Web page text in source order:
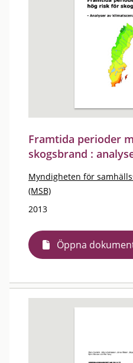
Framtida perioder
skogsbrand :
Myndigheten för
(MSB)
2013
Öppna